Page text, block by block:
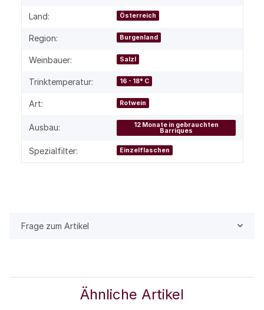
Land: Österreich
Region: Burgenland
Weinbauer: Salzl
Trinktemperatur: 16 - 18° C
Art: Rotwein
Ausbau: 12 Monate in gebrauchten
Barriques
Spezialfilter: Einzelflaschen
Frage zum Artikel
Ähnliche Artikel